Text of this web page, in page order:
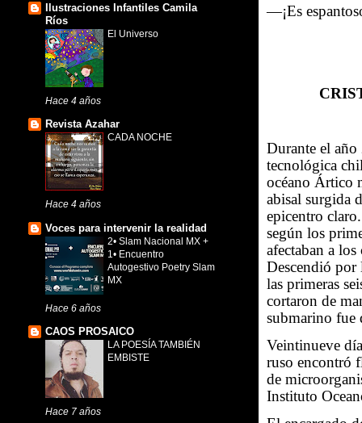
—¡Es
Durante el
tecnológica
océano Ártico
abisal surgida
epicentro
según los
afectaban a
Descendió
las primeras
cortaron de
submarino fue
Veintinueve
ruso encontró
de
Instituto
Ilustraciones Infantiles Camila
Ríos
El Universo
Hace 4 años
Revista Azahar
CADA NOCHE
Hace 4 años
Voces para intervenir la realidad
2• Slam Nacional MX +
1• Encuentro
Autogestivo Poetry Slam
MX
Hace 6 años
CAOS PROSAICO
LA POESÍA TAMBIÉN
EMBISTE
Hace 7 años